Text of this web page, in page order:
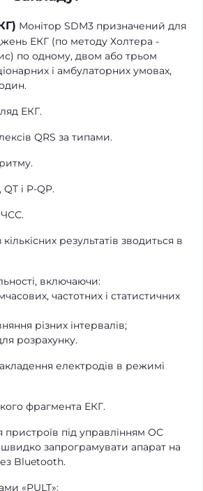
Монітор SDM3 призначений для
ЕКГ (по методу Холтера -
по одному, двом або трьом
і амбулаторних умовах,
ЕКГ.
QRS за типами.
і P-QP.
ЧСС.
результатів зводиться в
включаючи:
частотних і статистичних
різних інтервалів;
розрахунку.
електродів в режимі
фрагмента ЕКГ.
пристроїв під управлінням ОС
запрограмувати апарат на
Bluetooth.
«PULT»: